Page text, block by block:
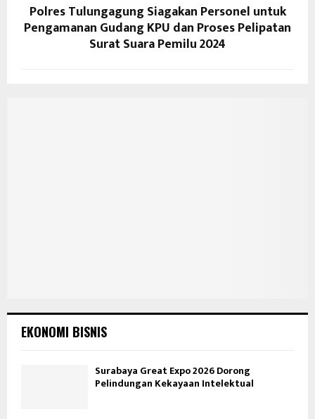
Polres Tulungagung Siagakan Personel untuk
Pengamanan Gudang KPU dan Proses Pelipatan
Surat Suara Pemilu 2024
EKONOMI BISNIS
Surabaya Great Expo 2026 Dorong
Pelindungan Kekayaan Intelektual